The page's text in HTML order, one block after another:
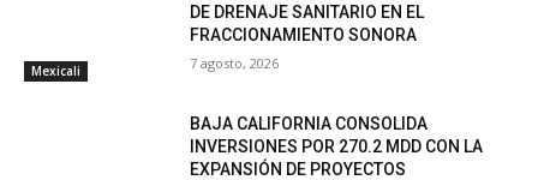
Mexicali
DE DRENAJE SANITARIO EN EL
FRACCIONAMIENTO SONORA
7 agosto, 2026
BAJA CALIFORNIA CONSOLIDA
INVERSIONES POR 270.2 MDD CON LA
EXPANSIÓN DE PROYECTOS